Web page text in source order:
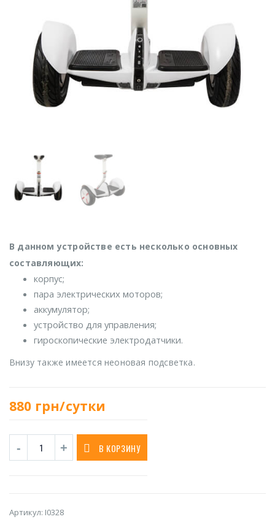
В данном устройстве есть несколько основных
составляющих:
корпус;
пара электрических моторов;
аккумулятор;
устройство для управления;
гироскопические электродатчики.
Внизу также имеется неоновая подсветка.
880 грн/сутки
В КОРЗИНУ
Артикул: I0328